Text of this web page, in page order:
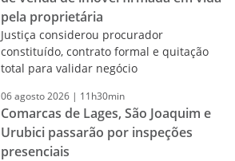
pela proprietária
Justiça considerou procurador
constituído, contrato formal e quitação
total para validar negócio
06agosto2026 | 11h30min
Comarcas de Lages, São Joaquim e
Urubici passarão por inspeções
presenciais